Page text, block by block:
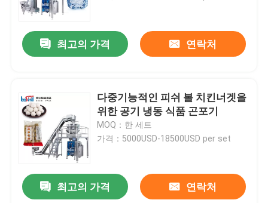
최고의 가격 연락처
다중기능적인 피쉬 볼 치킨너겟을
위한 공기 냉동 식품 곤포기
MOQ：한 세트
가격：5000USD-18500USD per set
최고의 가격 연락처